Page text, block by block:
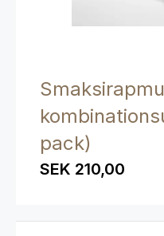
pack)
SEK 210,00